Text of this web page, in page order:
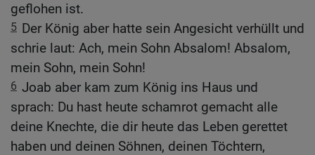
geflohen ist.
5 Der König aber hatte sein Angesicht verhüllt und
schrie laut: Ach, mein Sohn Absalom! Absalom,
mein Sohn, mein Sohn!
6 Joab aber kam zum König ins Haus und
sprach: Du hast heute schamrot gemacht alle
deine Knechte, die dir heute das Leben gerettet
haben und deinen Söhnen, deinen Töchtern,